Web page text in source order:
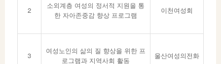
2
소외계층 여성의 정서적 지원을 통
한 자아존중감 향상 프로그램
이천여성회
3
여성노인의 삶의 질 향상을 위한 프
로그램과 지역사회 활동
울산여성의전화